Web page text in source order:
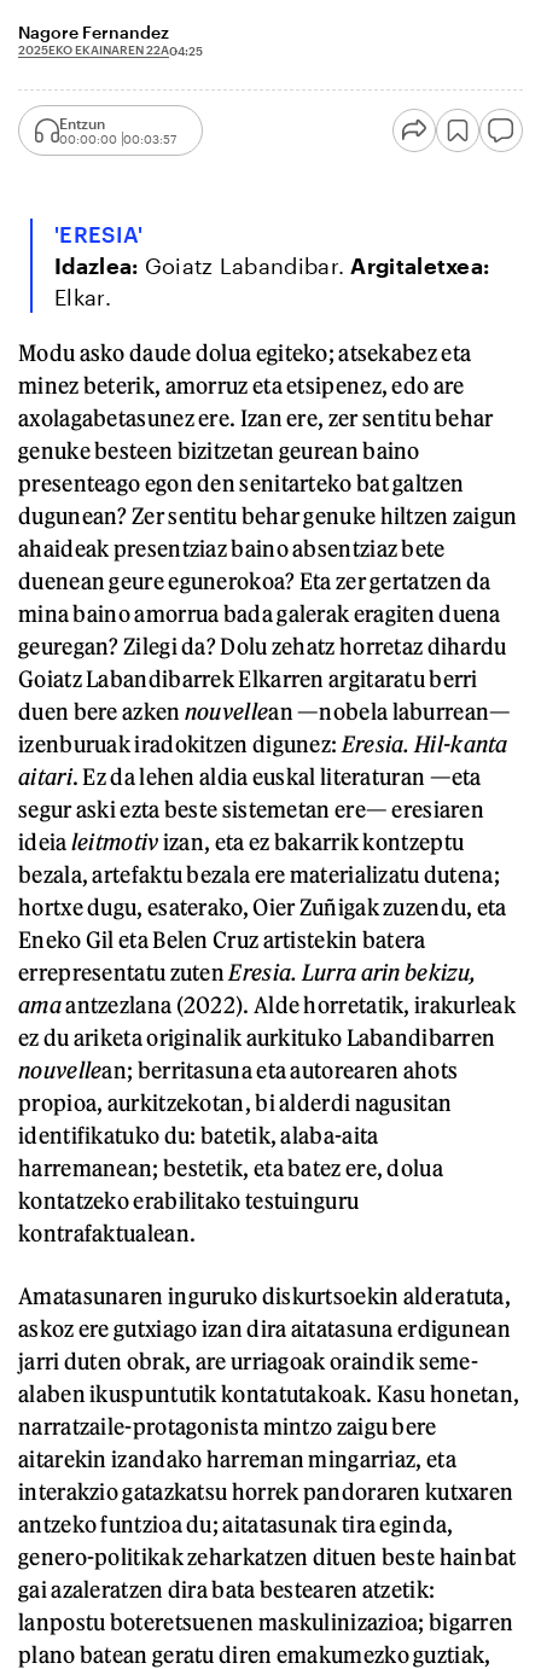
Nagore Fernandez
2025EKO EKAINAREN 22A04:25
Entzun
00:00:00 00:03:57
'ERESIA'
Idazlea: Goiatz Labandibar.Argitaletxea:
Elkar.
Modu asko daude dolua egiteko; atsekabez eta
minez beterik, amorruz eta etsipenez, edo are
axolagabetasunez ere. Izan ere, zer sentitu behar
genuke besteen bizitzetan geurean baino
presenteago egon den senitarteko bat galtzen
dugunean? Zer sentitu behar genuke hiltzen zaigun
ahaideak presentziaz baino absentziaz bete
duenean geure egunerokoa? Eta zer gertatzen da
mina baino amorrua bada galerak eragiten duena
geuregan? Zilegi da? Dolu zehatz horretaz dihardu
Goiatz Labandibarrek Elkarren argitaratu berri
duen bere azken nouvellean —nobela laburrean—
izenburuak iradokitzen digunez: Eresia. Hil-kanta
aitari. Ez da lehen aldia euskal literaturan —eta
segur aski ezta beste sistemetan ere— eresiaren
ideialeitmotivizan, eta ez bakarrik kontzeptu
bezala, artefaktu bezala ere materializatu dutena;
hortxe dugu, esaterako, Oier Zuñigak zuzendu, eta
Eneko Gil eta Belen Cruz artistekin batera
errepresentatu zuten Eresia. Lurra arin bekizu,
amaantzezlana (2022). Alde horretatik, irakurleak
ez du ariketa originalik aurkituko Labandibarren
nouvellean; berritasuna eta autorearen ahots
propioa, aurkitzekotan, bi alderdi nagusitan
identifikatuko du: batetik, alaba-aita
harremanean; bestetik, eta batez ere, dolua
kontatzeko erabilitako testuinguru
kontrafaktualean.
Amatasunaren inguruko diskurtsoekin alderatuta,
askoz ere gutxiago izan dira aitatasuna erdigunean
jarri duten obrak, are urriagoak oraindik seme-
alaben ikuspuntutik kontatutakoak. Kasu honetan,
narratzaile-protagonista mintzo zaigu bere
aitarekin izandako harreman mingarriaz, eta
interakzio gatazkatsu horrek pandoraren kutxaren
antzeko funtzioa du; aitatasunak tira eginda,
genero-politikak zeharkatzen dituen beste hainbat
gai azaleratzen dira bata bestearen atzetik:
lanpostu boteretsuenen maskulinizazioa; bigarren
plano batean geratu diren emakumezko guztiak,